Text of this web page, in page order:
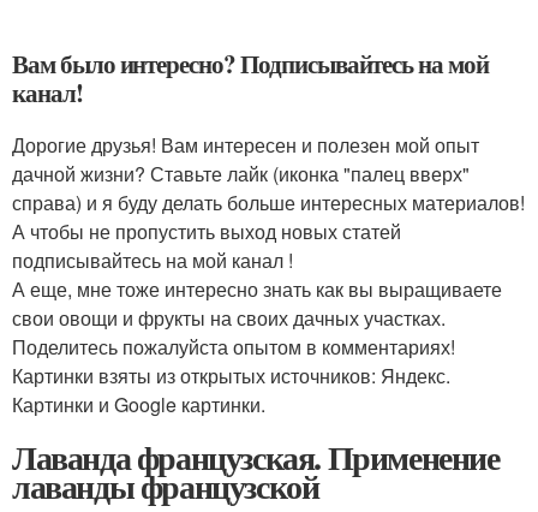
Вам было интересно? Подписывайтесь на мой
канал!
Дорогие друзья! Вам интересен и полезен мой опыт
дачной жизни? Ставьте лайк (иконка "палец вверх"
справа) и я буду делать больше интересных материалов!
А чтобы не пропустить выход новых статей
подписывайтесь на мой канал !
А еще, мне тоже интересно знать как вы выращиваете
свои овощи и фрукты на своих дачных участках.
Поделитесь пожалуйста опытом в комментариях!
Картинки взяты из открытых источников: Яндекс.
Картинки и Google картинки.
Лаванда французская. Применение
лаванды французской